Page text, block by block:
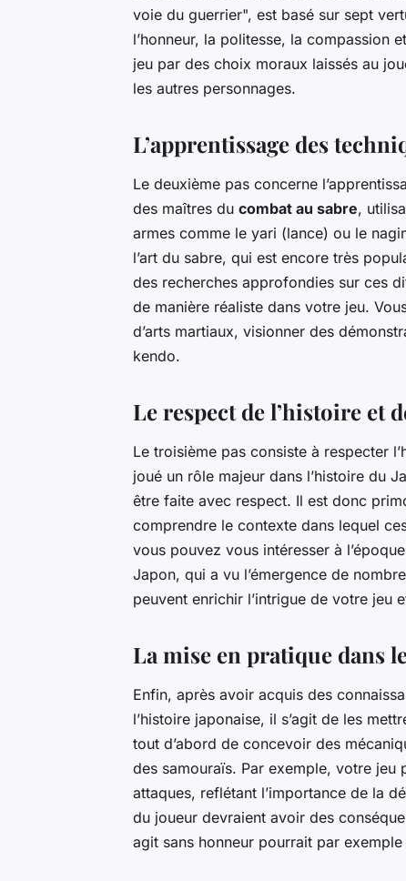
voie du guerrier", est basé sur sept
l’honneur, la politesse, la compassion
jeu par des choix moraux laissés au
les autres personnages.
L’apprentissage des
Le deuxième pas concerne
des maîtres du combat au sabre,
armes comme le yari (lance) ou le
l’art du sabre, qui est encore très
des recherches approfondies sur ces
de manière réaliste dans votre jeu.
d’arts martiaux, visionner des
kendo.
Le respect de l’histoire et
Le troisième pas consiste à respecter
joué un rôle majeur dans l’histoire du
être faite avec respect. Il est donc
comprendre le contexte dans lequel
vous pouvez vous intéresser à
Japon, qui a vu l’émergence de
peuvent enrichir l’intrigue de votre jeu
La mise en pratique dans
Enfin, après avoir acquis des
l’histoire japonaise, il s’agit de les
tout d’abord de concevoir des
des samouraïs. Par exemple, votre
attaques, reflétant l’importance de la
du joueur devraient avoir des
agit sans honneur pourrait par